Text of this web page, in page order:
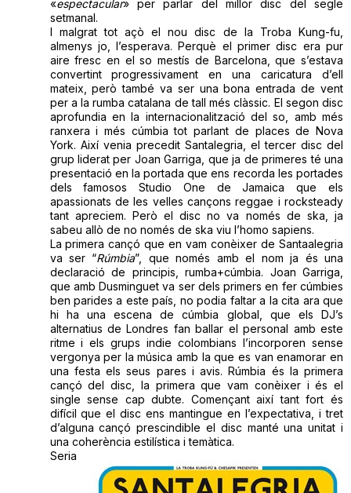
«espectacular» per parlar del millor disc del segle
setmanal.
I malgrat tot açò el nou disc de la Troba Kung-fu,
almenys jo, l’esperava. Perquè el primer disc era pur
aire fresc en el so mestís de Barcelona, que s’estava
convertint progressivament en una caricatura d’ell
mateix, però també va ser una bona entrada de vent
per a la rumba catalana de tall més clàssic. El segon disc
aprofundia en la internacionalització del so, amb més
ranxera i més cúmbia tot parlant de places de Nova
York. Així venia precedit Santalegria, el tercer disc del
grup liderat per Joan Garriga, que ja de primeres té una
presentació en la portada que ens recorda les portades
dels famosos Studio One de Jamaica que els
apassionats de les velles cançons reggae i rocksteady
tant apreciem. Però el disc no va només de ska, ja
sabeu allò de no només de ska viu l’homo sapiens.
La primera cançó que en vam conèixer de Santaalegria
va ser “Rúmbia”, que només amb el nom ja és una
declaració de principis, rumba+cúmbia. Joan Garriga,
que amb Dusminguet va ser dels primers en fer cúmbies
ben parides a este país, no podia faltar a la cita ara que
hi ha una escena de cúmbia global, que els DJ’s
alternatius de Londres fan ballar el personal amb este
ritme i els grups indie colombians l’incorporen sense
vergonya per la música amb la que es van enamorar en
una festa els seus pares i avis. Rúmbia és la primera
cançó del disc, la primera que vam conèixer i és el
single sense cap dubte. Començant així tant fort és
difícil que el disc ens mantingue en l’expectativa, i tret
d’alguna cançó prescindible el disc manté una unitat i
una coherència estilística i temàtica.
Seria